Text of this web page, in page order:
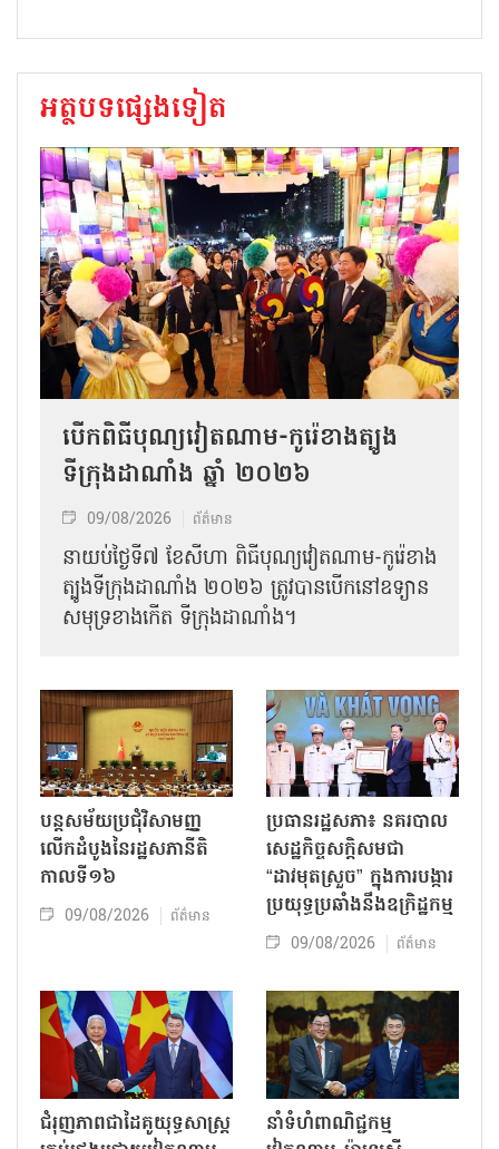
អត្ថបទផ្សេងទៀត
បើកពិធីបុណ្យវៀតណាម-កូរ៉េខាងត្បូង
ទីក្រុងដាណាំង ឆ្នាំ ២០២៦
09/08/2026 ព័ត៌មាន
នាយប់ថ្ងៃទី៧ ខែសីហា ពិធីបុណ្យវៀតណាម-កូរ៉េខាង
ត្បូងទីក្រុងដាណាំង ២០២៦ ត្រូវបានបើកនៅឧទ្យាន
សមុទ្រខាងកើត ទីក្រុងដាណាំង។
បន្តសម័យប្រជុំវិសាមញ្ញ
លើកដំបូងនៃរដ្ឋសភានីតិ
កាលទី១៦
09/08/2026 ព័ត៌មាន
ប្រធានរដ្ឋសភា៖ នគរបាល
សេដ្ឋកិច្ចសក្តិសមជា
“ដាវមុតស្រួច” ក្នុងការបង្ការ
ប្រយុទ្ធប្រឆាំងនឹងឧក្រិដ្ឋកម្ម
09/08/2026 ព័ត៌មាន
ជំរុញភាពជាដៃគូយុទ្ធសាស្ត្រ
នាំទំហំពាណិជ្ជកម្ម